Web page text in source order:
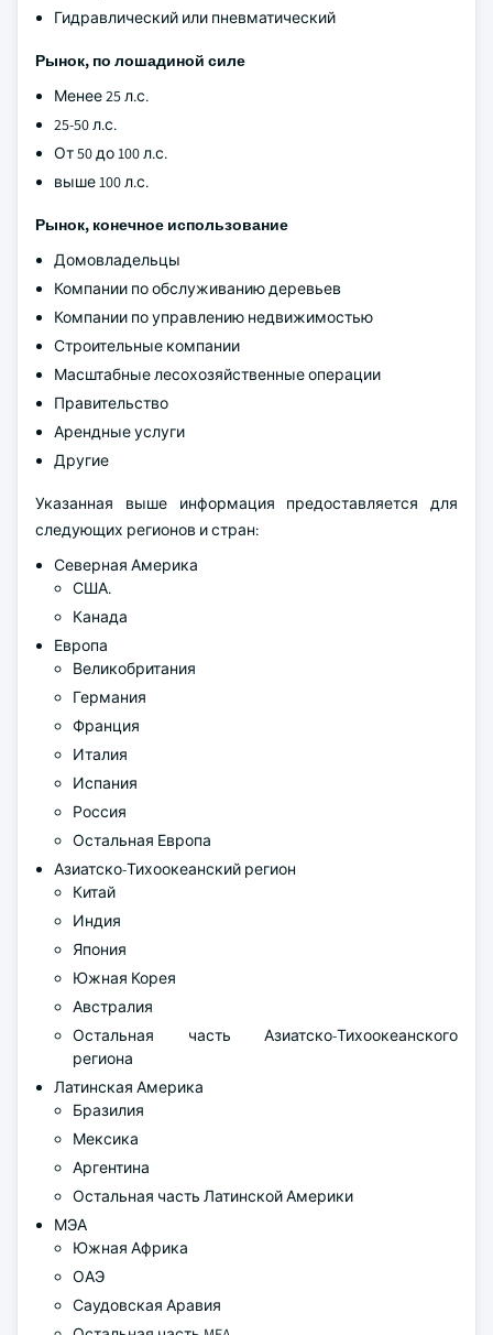
Гидравлический или пневматический
Рынок, по лошадиной силе
Менее 25 л.с.
25-50 л.с.
От 50 до 100 л.с.
выше 100 л.с.
Рынок, конечное использование
Домовладельцы
Компании по обслуживанию деревьев
Компании по управлению недвижимостью
Строительные компании
Масштабные лесохозяйственные операции
Правительство
Арендные услуги
Другие
Указанная выше информация предоставляется для
следующих регионов и стран:
Северная Америка
США.
Канада
Европа
Великобритания
Германия
Франция
Италия
Испания
Россия
Остальная Европа
Азиатско-Тихоокеанский регион
Китай
Индия
Япония
Южная Корея
Австралия
Остальная часть Азиатско-Тихоокеанского
региона
Латинская Америка
Бразилия
Мексика
Аргентина
Остальная часть Латинской Америки
МЭА
Южная Африка
ОАЭ
Саудовская Аравия